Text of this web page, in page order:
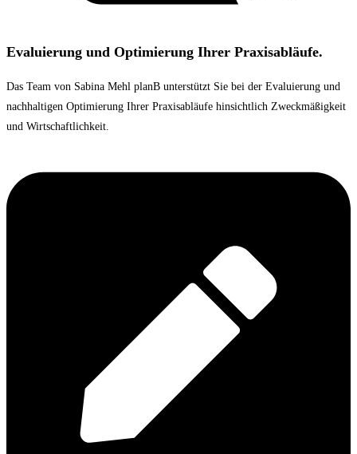
Evaluierung und Optimierung Ihrer Praxisabläufe.
Das Team von Sabina Mehl planB unterstützt Sie bei der Evaluierung und
nachhaltigen Optimierung Ihrer Praxisabläufe hinsichtlich Zweckmäßigkeit
und Wirtschaftlichkeit.